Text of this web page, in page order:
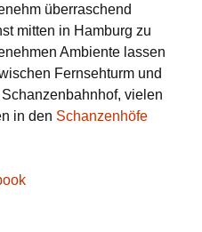
überraschend
mitten in Hamburg zu
Ambiente lassen
Fernsehturm und
vielen
in den Schanzenhöfe